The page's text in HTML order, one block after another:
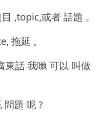
,topic,或者 話題 。
拖延 。
話 我哋 可以 叫做
問題 呢 ?